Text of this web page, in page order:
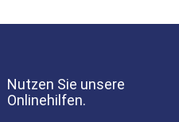
Nutzen Sie unsere
Onlinehilfen.